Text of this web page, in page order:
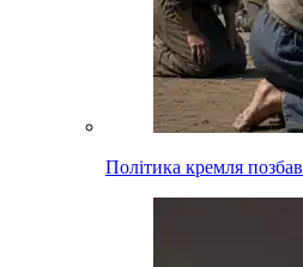
Політика кремля